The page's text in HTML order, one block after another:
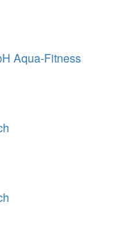
Aqua-Fitness